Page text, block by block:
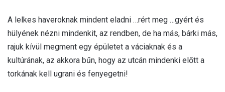
A lelkes haveroknak mindent eladni …rért meg …gyért és
hülyének nézni mindenkit, az rendben, de ha más, bárki más,
rajuk kívül megment egy épületet a váciaknak és a
kultúrának, az akkora bűn, hogy az utcán mindenki előtt a
torkának kell ugrani és fenyegetni!